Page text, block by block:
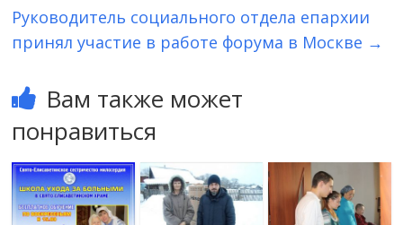
Руководитель социального отдела епархии
принял участие в работе форума в Москве →
Вам также может
понравиться